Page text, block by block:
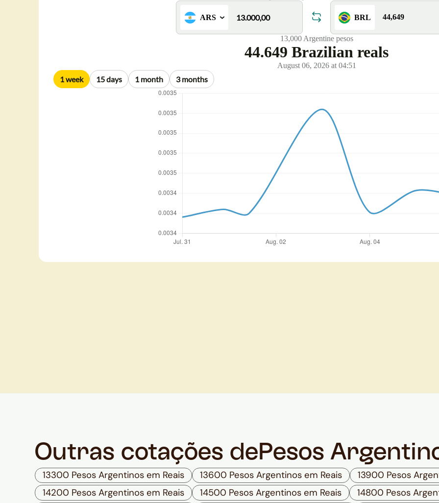
Outras cotações de Pesos
13300 Pesos Argentinos em Reais 13600 Pesos Argentinos em Reais
13900 Pesos
14200 Pesos Argentinos em Reais
14500 Pesos Argentinos em Reais
14800 Pesos